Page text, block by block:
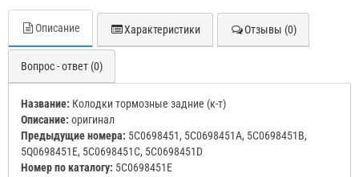
Описание Характеристики Отзывы (0)
Вопрос - ответ (0)
Название: Колодки тормозные задние (к-т)
Описание: оригинал
Предыдущие номера: 5C0698451, 5C0698451A, 5C0698451B,
5Q0698451E, 5C0698451C, 5C0698451D
Номер по каталогу: 5C0698451E